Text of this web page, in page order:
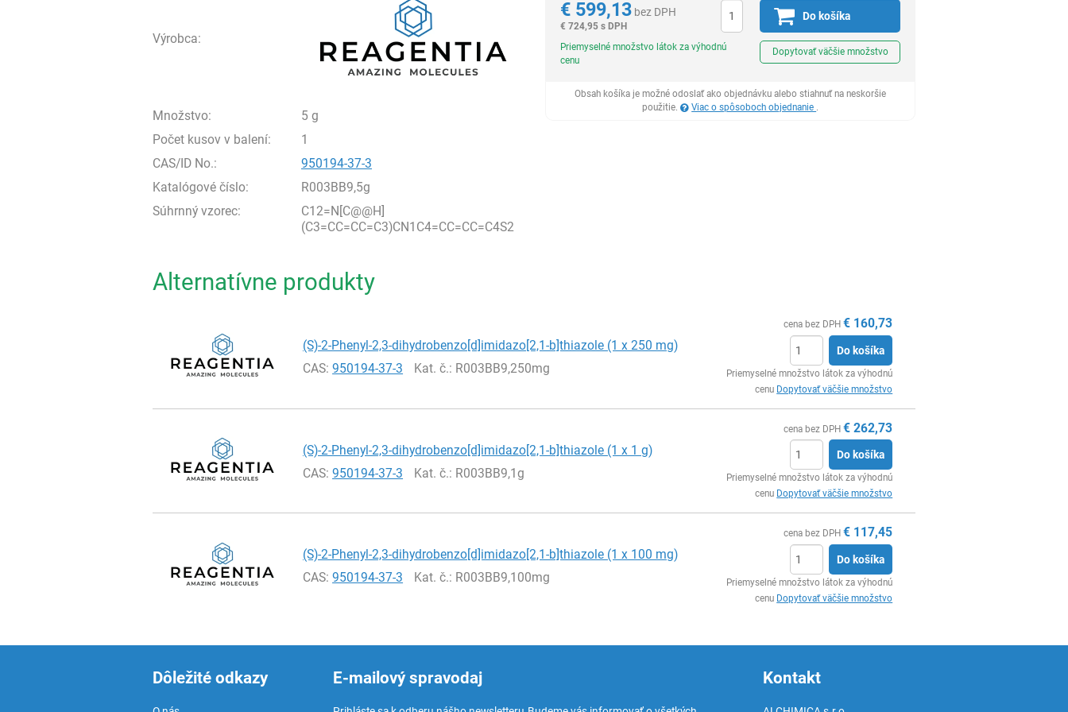
Výrobca:
Množstvo:
5 g
Počet kusov v balení:
1
CAS/ID No.:
950194-37-3
Katalógové číslo:
R003BB9,5g
Súhrnný vzorec:
C12=N[C@@H]
(C3=CC=CC=C3)CN1C4=CC=CC=C4S2
€599,13 bez DPH
€ 724,95 s DPH
Ks
Do košíka
Priemyselné množstvo látok za výhodnú
cenu
Dopytovať väčšie množstvo
Obsah košíka je možné odoslať ako objednávku alebo stiahnuť na neskoršie
použitie.
Viac o spôsoboch objednanie .
Alternatívne produkty
(S)-2-Phenyl-2,3-dihydrobenzo[d]imidazo[2,1-b]thiazole (1 x 250 mg)
CAS:950194-37-3 Kat. č.: R003BB9,250mg
cena bez DPH € 160,73
Do košíka
Priemyselné množstvo látok za výhodnú
cenu Dopytovať väčšie množstvo
(S)-2-Phenyl-2,3-dihydrobenzo[d]imidazo[2,1-b]thiazole (1 x 1 g)
CAS:950194-37-3 Kat. č.: R003BB9,1g
cena bez DPH € 262,73
Do košíka
Priemyselné množstvo látok za výhodnú
cenu Dopytovať väčšie množstvo
(S)-2-Phenyl-2,3-dihydrobenzo[d]imidazo[2,1-b]thiazole (1 x 100 mg)
CAS:950194-37-3 Kat. č.: R003BB9,100mg
cena bez DPH € 117,45
Do košíka
Priemyselné množstvo látok za výhodnú
cenu Dopytovať väčšie množstvo
Dôležité odkazy E-mailový spravodaj Kontakt